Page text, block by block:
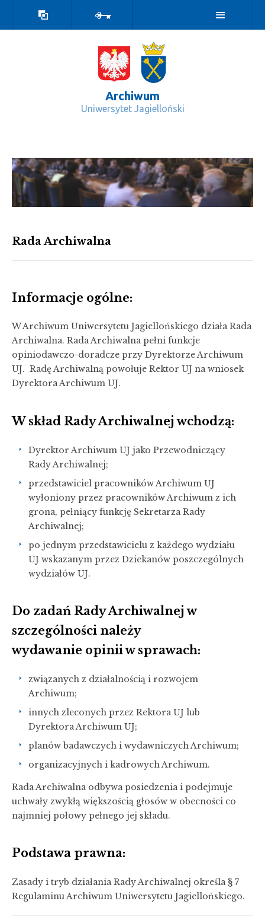
kontrastowa
Archiwum
Uniwersytet Jagielloński
Rada Archiwalna
Informacje ogólne:
W Archiwum Uniwersytetu Jagiellońskiego działa Rada
Archiwalna. Rada Archiwalna pełni funkcje
opiniodawczo-doradcze przy Dyrektorze Archiwum
UJ. Radę Archiwalną powołuje Rektor UJ na wniosek
Dyrektora Archiwum UJ.
W skład Rady Archiwalnej wchodzą:
Dyrektor Archiwum UJ jako Przewodniczący
Rady Archiwalnej;
przedstawiciel pracowników Archiwum UJ
wyłoniony przez pracowników Archiwum z ich
grona, pełniący funkcję Sekretarza Rady
Archiwalnej;
po jednym przedstawicielu z każdego wydziału
UJ wskazanym przez Dziekanów poszczególnych
wydziałów UJ.
Do zadań Rady Archiwalnej w
szczególności należy
wydawanie opinii w sprawach:
związanych z działalnością i rozwojem
Archiwum;
innych zleconych przez Rektora UJ lub
Dyrektora Archiwum UJ;
planów badawczych i wydawniczych Archiwum;
organizacyjnych i kadrowych Archiwum.
Rada Archiwalna odbywa posiedzenia i podejmuje
uchwały zwykłą większością głosów w obecności co
najmniej połowy pełnego jej składu.
Podstawa prawna:
Zasady i tryb działania Rady Archiwalnej określa § 7
Regulaminu Archiwum Uniwersytetu Jagiellońskiego.